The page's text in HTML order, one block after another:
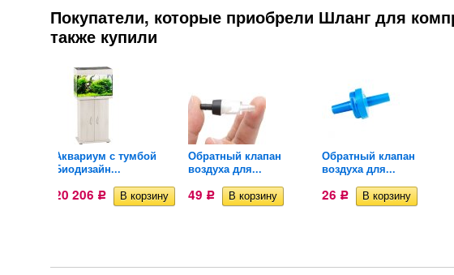
Покупатели, которые приобрели Шланг для
также купили
Аквариум с тумбой
Биодизайн...
20 206 Р
Обратный клапан
воздуха для...
49 Р
Обратный клапан
воздуха для...
26 Р